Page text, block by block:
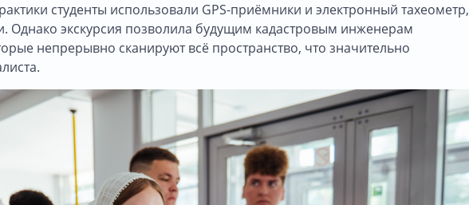
студенты использовали GPS-приёмники и электронный тахеометр,
Однако экскурсия позволила будущим кадастровым инженерам
непрерывно сканируют всё пространство, что значительно